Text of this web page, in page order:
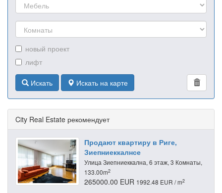
новый проект
лифт
Искать Искать на карте
City Real Estate рекомендует
Продают квартиру в Риге,
Зиепниеккалнсе
Улица Зиепниеккална, 6 этаж, 3 Комнаты,
133.00m2
265000.00 EUR 1992.48 EUR / m2